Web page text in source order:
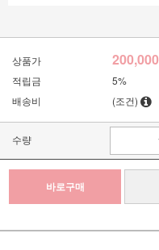
상품가 200,000
적립금
5%
배송비
(조건)
수량
바로구매